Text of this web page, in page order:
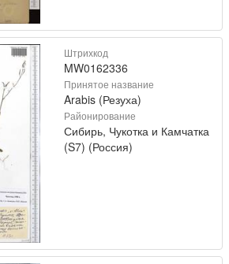
Штрихкод
MW0162336
Принятое название
Arabis (Резуха)
Районирование
Сибирь, Чукотка и Камчатка
(S7) (Россия)